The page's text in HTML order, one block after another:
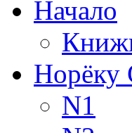
Начало
Норёку
N1